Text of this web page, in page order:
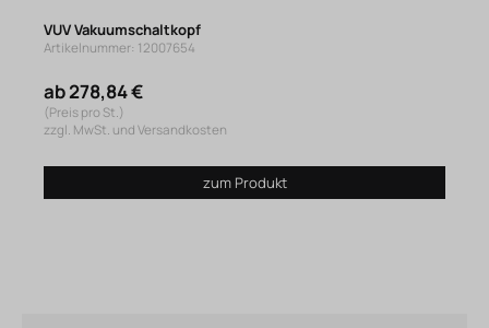
VUV Vakuumschaltkopf
Artikelnummer: 12007654
ab 278,84 €
(Preis pro St.)
zzgl. MwSt. und Versandkosten
zum Produkt